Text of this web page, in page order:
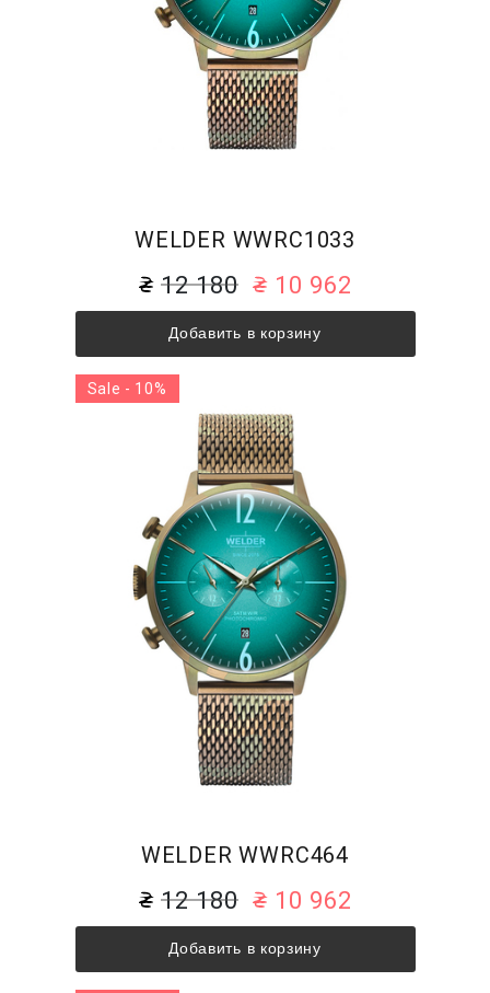
WELDER WWRC1033
12 180 10 962
Добавить в корзину
WELDER WWRC464
12 180 10 962
Добавить в корзину
Sale - 10%